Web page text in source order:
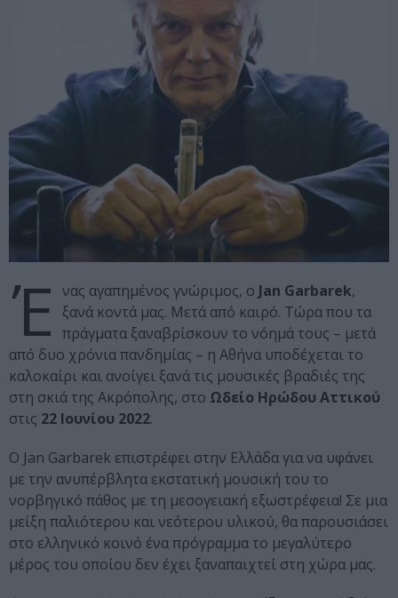
Έ νας αγαπημένος γνώριμος, ο Jan Garbarek,
ξανά κοντά μας. Μετά από καιρό. Τώρα που τα
πράγματα ξαναβρίσκουν το νόημά τους – μετά
από δυο χρόνια πανδημίας – η Αθήνα υποδέχεται το
καλοκαίρι και ανοίγει ξανά τις μουσικές βραδιές της
στη σκιά της Ακρόπολης, στο Ωδείο Ηρώδου Αττικού
στις 22 Ιουνίου 2022.
Ο Jan Garbarek επιστρέφει στην Ελλάδα για να υφάνει
με την ανυπέρβλητα εκστατική μουσική του το
νορβηγικό πάθος με τη μεσογειακή εξωστρέφεια! Σε μια
μείξη παλιότερου και νεότερου υλικού, θα παρουσιάσει
στο ελληνικό κοινό ένα πρόγραμμα το μεγαλύτερο
μέρος του οποίου δεν έχει ξαναπαιχτεί στη χώρα μας.